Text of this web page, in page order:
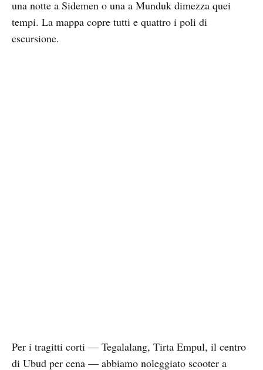
una notte a Sidemen o una a Munduk dimezza quei
tempi. La mappa copre tutti e quattro i poli di
escursione.
Per i tragitti corti — Tegalalang, Tirta Empul, il centro
di Ubud per cena — abbiamo noleggiato scooter a